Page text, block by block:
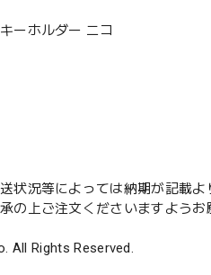
ーホルダー ニコ
状況等によっては納期が記載
の上ご注文くださいますようお
All Rights Reserved.